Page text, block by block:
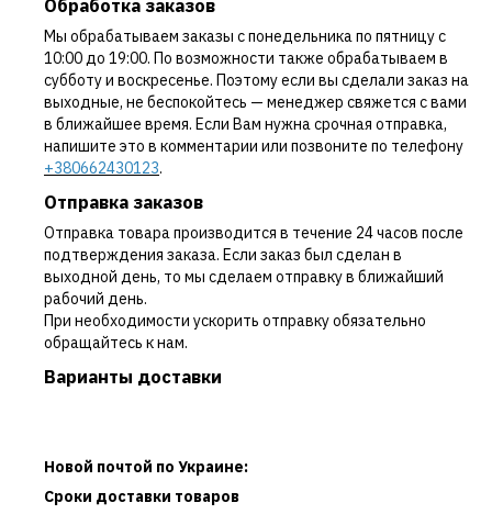
Обработка заказов
Мы обрабатываем заказы с понедельника по пятницу с
10:00 до 19:00. По возможности также обрабатываем в
субботу и воскресенье. Поэтому если вы сделали заказ на
выходные, не беспокойтесь — менеджер свяжется с вами
в ближайшее время. Если Вам нужна срочная отправка,
напишите это в комментарии или позвоните по телефону
+380662430123.
Отправка заказов
Отправка товара производится в течение 24 часов после
подтверждения заказа. Если заказ был сделан в
выходной день, то мы сделаем отправку в ближайший
рабочий день.
При необходимости ускорить отправку обязательно
обращайтесь к нам.
Варианты доставки
Новой почтой по Украине:
Сроки доставки товаров